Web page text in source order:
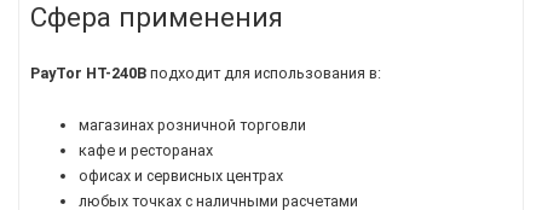
Сфера применения
PayTor HT-240B подходит для использования в:
магазинах розничной торговли
кафе и ресторанах
офисах и сервисных центрах
любых точках с наличными расчетами